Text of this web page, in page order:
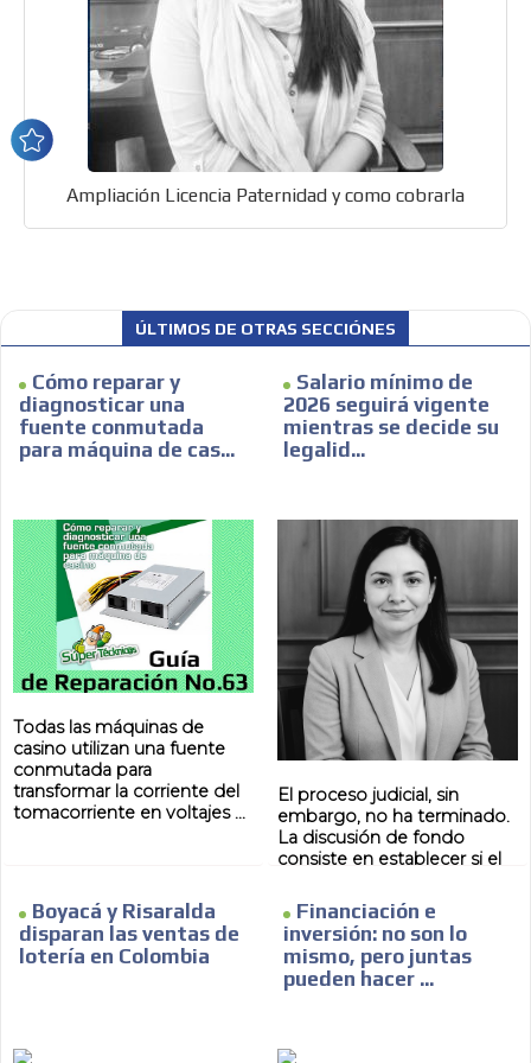
Ampliación Licencia Paternidad y como cobrarla
ÚLTIMOS DE OTRAS SECCIÓNES
Cómo reparar y
diagnosticar una
fuente conmutada
para máquina de cas...
Todas las máquinas de
casino utilizan una fuente
conmutada para
transformar la corriente del
tomacorriente en voltajes ...
Salario mínimo de
2026 seguirá vigente
mientras se decide su
legalid...
El proceso judicial, sin
embargo, no ha terminado.
La discusión de fondo
consiste en establecer si el
Boyacá y Risaralda
disparan las ventas de
lotería en Colombia
Financiación e
inversión: no son lo
mismo, pero juntas
pueden hacer ...